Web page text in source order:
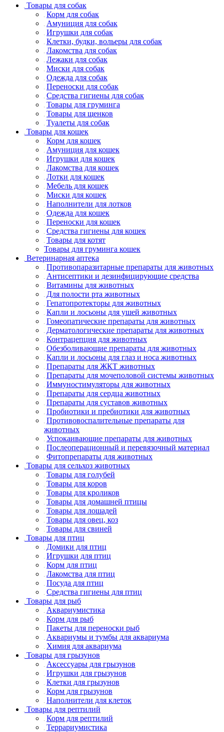
Товары для собак
Корм для собак
Амуниция для собак
Игрушки для собак
Клетки, будки, вольеры для собак
Лакомства для собак
Лежаки для собак
Миски для собак
Одежда для собак
Переноски для собак
Средства гигиены для собак
Товары для груминга
Товары для щенков
Туалеты для собак
Товары для кошек
Корм для кошек
Амуниция для кошек
Игрушки для кошек
Лакомства для кошек
Лотки для кошек
Мебель для кошек
Миски для кошек
Наполнители для лотков
Одежда для кошек
Переноски для кошек
Средства гигиены для кошек
Товары для котят
Товары для груминга кошек
Ветеринарная аптека
Противопаразитарные препараты для животных
Антисептики и дезинфицирующие средства
Витамины для животных
Для полости рта животных
Гепатопротекторы для животных
Капли и лосьоны для ушей животных
Гомеопатические препараты для животных
Дерматологические препараты для животных
Контрацепция для животных
Обезболивающие препараты для животных
Капли и лосьоны для глаз и носа животных
Препараты для ЖКТ животных
Препараты для мочеполовой системы животных
Иммуностимуляторы для животных
Препараты для сердца животных
Препараты для суставов животных
Пробиотики и пребиотики для животных
Противовоспалительные препараты для
животных
Успокаивающие препараты для животных
Послеоперационный и перевязочный материал
Фитопрепараты для животных
Товары для сельхоз животных
Товары для голубей
Товары для коров
Товары для кроликов
Товары для домашней птицы
Товары для лошадей
Товары для овец, коз
Товары для свиней
Товары для птиц
Домики для птиц
Игрушки для птиц
Корм для птиц
Лакомства для птиц
Посуда для птиц
Средства гигиены для птиц
Товары для рыб
Аквариумистика
Корм для рыб
Пакеты для переноски рыб
Аквариумы и тумбы для аквариума
Химия для аквариума
Товары для грызунов
Аксессуары для грызунов
Игрушки для грызунов
Клетки для грызунов
Корм для грызунов
Наполнители для клеток
Товары для рептилий
Корм для рептилий
Террариумистика